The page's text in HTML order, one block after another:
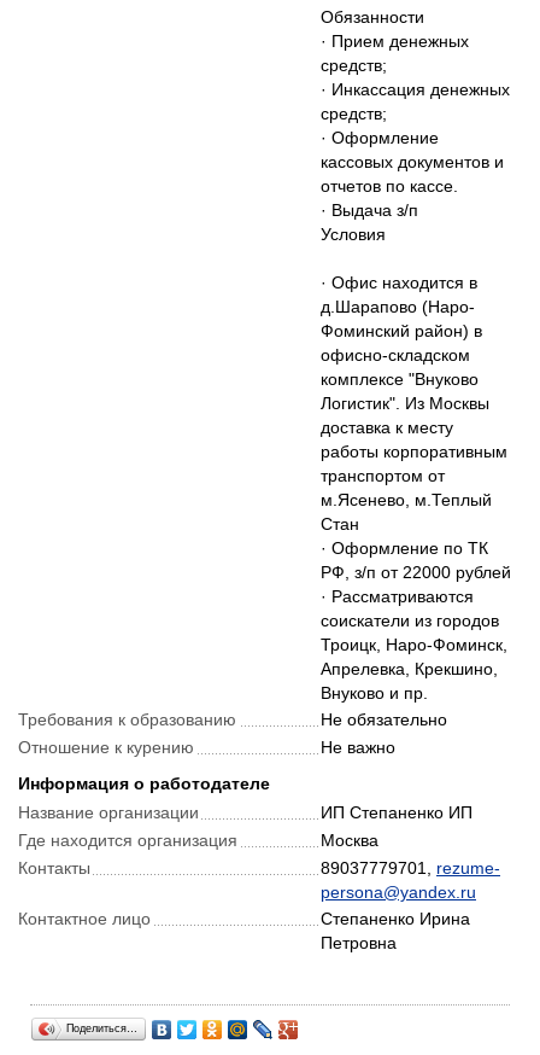
Обязанности
· Прием денежных
средств;
· Инкассация денежных
средств;
· Оформление
кассовых документов и
отчетов по кассе.
· Выдача з/п
Условия
· Офис находится в
д.Шарапово (Наро-
Фоминский район) в
офисно-складском
комплексе "Внуково
Логистик". Из Москвы
доставка к месту
работы корпоративным
транспортом от
м.Ясенево, м.Теплый
Стан
· Оформление по ТК
РФ, з/п от 22000 рублей
· Рассматриваются
соискатели из городов
Троицк, Наро-Фоминск,
Апрелевка, Крекшино,
Внуково и пр.
Требования к образованию
Не обязательно
Отношение к курению
Не важно
Информация о работодателе
Название организации
ИП Степаненко ИП
Где находится организация
Москва
Контакты
89037779701, rezume-
persona@yandex.ru
Контактное лицо
Степаненко Ирина
Петровна
Поделиться…